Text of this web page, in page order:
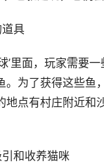
道具
’里面，玩家需要
。为了获得这些鱼
地点有村庄附近和
引和收养猫咪